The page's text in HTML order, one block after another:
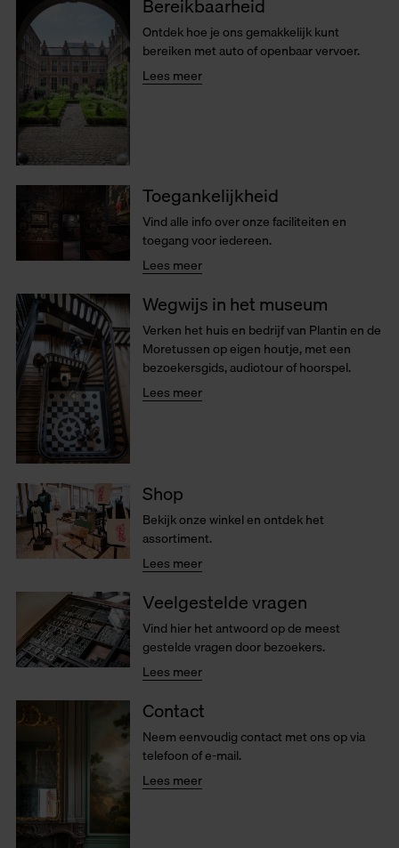
Bereikbaarheid
Ontdek hoe je ons gemakkelijk kunt
bereiken met auto of openbaar vervoer.
Lees meer
Toegankelijkheid
Vind alle info over onze faciliteiten en
toegang voor iedereen.
Lees meer
Wegwijs in het museum
Verken het huis en bedrijf van Plantin en de
Moretussen op eigen houtje, met een
bezoekersgids, audiotour of hoorspel.
Lees meer
Shop
Bekijk onze winkel en ontdek het
assortiment.
Lees meer
Veelgestelde vragen
Vind hier het antwoord op de meest
gestelde vragen door bezoekers.
Lees meer
Contact
Neem eenvoudig contact met ons op via
telefoon of e-mail.
Lees meer